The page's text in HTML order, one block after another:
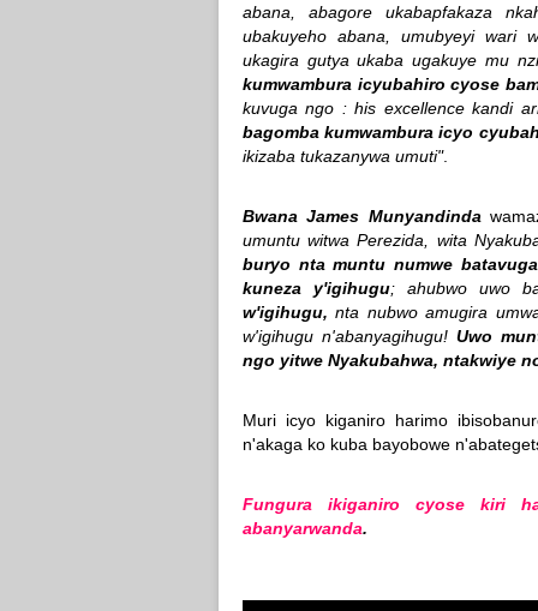
abana, abagore ukabapfakaza
ubakuyeho abana, umubyeyi wari
ukagira gutya ukaba ugakuye mu
kumwambura icyubahiro cyose
kuvuga ngo : his excellence kandi
bagomba kumwambura icyo
ikizaba tukazanywa umuti".
Bwana James Munyandinda
umuntu witwa Perezida, wita
buryo nta muntu numwe
kuneza y'igihugu; ahubwo uwo
w'igihugu, nta nubwo amugira
w'igihugu n'abanyagihugu! Uwo
ngo yitwe Nyakubahwa, ntakwiye
Muri icyo kiganiro harimo
n'akaga ko kuba bayobowe
Fungura ikiganiro cyose kiri
abanyarwanda.